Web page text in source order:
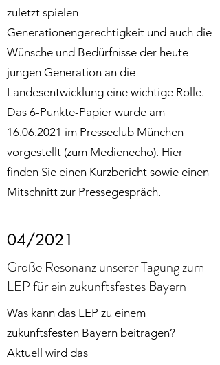
zuletzt spielen
Generationengerechtigkeit und auch die
Wünsche und Bedürfnisse der heute
jungen Generation an die
Landesentwicklung eine wichtige Rolle.
Das 6-Punkte-Papier wurde am
16.06.2021 im Presseclub München
vorgestellt (zum Medienecho). Hier
finden Sie einen Kurzbericht sowie einen
Mitschnitt zur Pressegespräch.
04/2021
Große Resonanz unserer Tagung zum
LEP für ein zukunftsfestes Bayern
Was kann das LEP zu einem
zukunftsfesten Bayern beitragen?
Aktuell wird das